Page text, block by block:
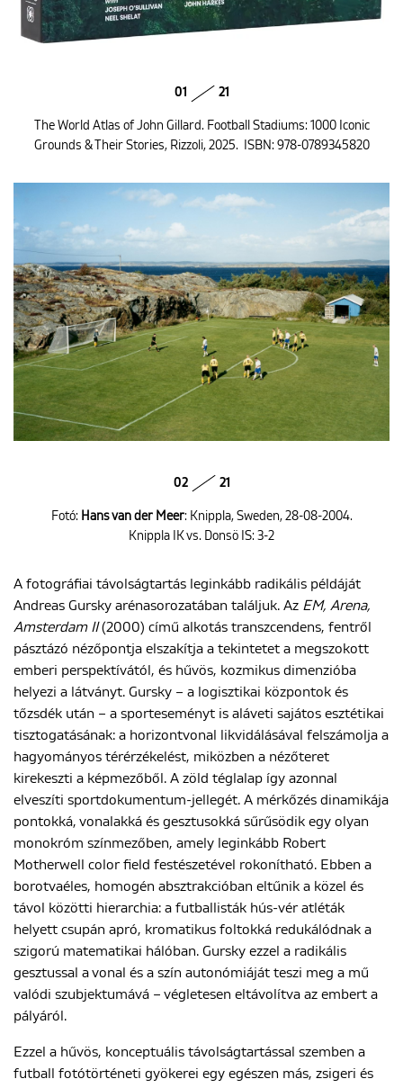
01 21
The World Atlas of John Gillard. Football Stadiums: 1000 Iconic
Grounds & Their Stories, Rizzoli, 2025. ‎ ISBN: 978-0789345820
02 21
Fotó: Hans van der Meer: Knippla, Sweden, 28-08-2004.
Knippla IK vs. Donsö IS: 3-2
A fotográfiai távolságtartás leginkább radikális példáját
Andreas Gursky arénasorozatában találjuk. Az EM, Arena,
Amsterdam II(2000) című alkotás transzcendens, fentről
pásztázó nézőpontja elszakítja a tekintetet a megszokott
emberi perspektívától, és hűvös, kozmikus dimenzióba
helyezi a látványt. Gursky – a logisztikai központok és
tőzsdék után – a sporteseményt is aláveti sajátos esztétikai
tisztogatásának: a horizontvonal likvidálásával felszámolja a
hagyományos térérzékelést, miközben a nézőteret
kirekeszti a képmezőből. A zöld téglalap így azonnal
elveszíti sportdokumentum-jellegét. A mérkőzés dinamikája
pontokká, vonalakká és gesztusokká sűrűsödik egy olyan
monokróm színmezőben, amely leginkább Robert
Motherwell color field festészetével rokonítható. Ebben a
borotvaéles, homogén absztrakcióban eltűnik a közel és
távol közötti hierarchia: a futballisták hús-vér atléták
helyett csupán apró, kromatikus foltokká redukálódnak a
szigorú matematikai hálóban. Gursky ezzel a radikális
gesztussal a vonal és a szín autonómiáját teszi meg a mű
valódi szubjektumává – végletesen eltávolítva az embert a
pályáról.
Ezzel a hűvös, konceptuális távolságtartással szemben a
futball fotótörténeti gyökerei egy egészen más, zsigeri és